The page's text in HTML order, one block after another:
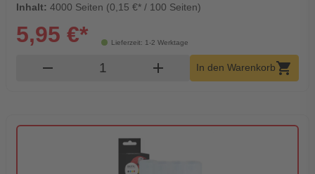
Inhalt: 4000 Seiten (0,15 €* / 100 Seiten)
Lieferzeit: 1-2 Werktage
5,95 €*
remove Produkt Warenkorb Menge
add In den Warenkorbshopping_cart